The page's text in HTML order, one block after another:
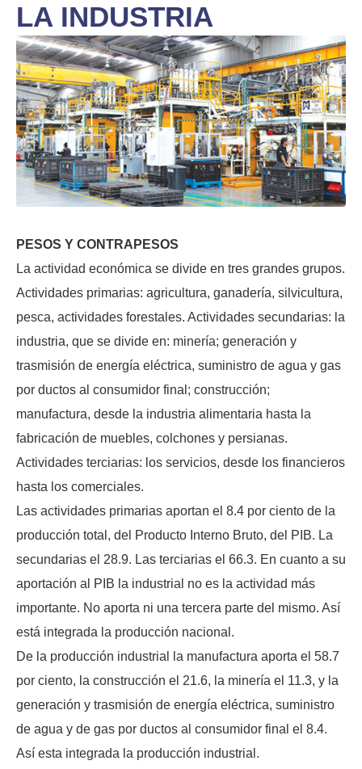
LA INDUSTRIA
PESOS Y CONTRAPESOS
La actividad económica se divide en tres grandes grupos.
Actividades primarias: agricultura, ganadería, silvicultura,
pesca, actividades forestales. Actividades secundarias: la
industria, que se divide en: minería; generación y
trasmisión de energía eléctrica, suministro de agua y gas
por ductos al consumidor final; construcción;
manufactura, desde la industria alimentaria hasta la
fabricación de muebles, colchones y persianas.
Actividades terciarias: los servicios, desde los financieros
hasta los comerciales.
Las actividades primarias aportan el 8.4 por ciento de la
producción total, del Producto Interno Bruto, del PIB. La
secundarias el 28.9. Las terciarias el 66.3. En cuanto a su
aportación al PIB la industrial no es la actividad más
importante. No aporta ni una tercera parte del mismo. Así
está integrada la producción nacional.
De la producción industrial la manufactura aporta el 58.7
por ciento, la construcción el 21.6, la minería el 11.3, y la
generación y trasmisión de energía eléctrica, suministro
de agua y de gas por ductos al consumidor final el 8.4.
Así esta integrada la producción industrial.